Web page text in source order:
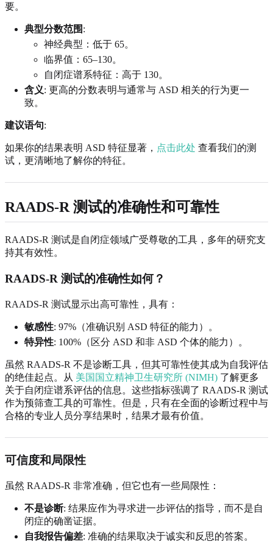
要。
典型分数范围 :
神经典型：低于 65。
临界值：65–130。
自闭症谱系特征：高于 130。
含义: 更高的分数表明与通常与 ASD 相关的行为更一
致。
建议语句:
如果你的结果表明 ASD 特征显著， 点击此处 查看我们的测
试，更清晰地了解你的特征。
RAADS-R 测试的准确性和可靠性
RAADS-R 测试是自闭症领域广受尊敬的工具，多年的研究支
持其有效性。
RAADS-R 测试的准确性如何？
RAADS-R 测试显示出高可靠性，具有：
敏感性: 97%（准确识别 ASD 特征的能力）。
特异性: 100%（区分 ASD 和非 ASD 个体的能力）。
虽然 RAADS-R 不是诊断工具，但其可靠性使其成为自我评估
的绝佳起点。从 美国国立精神卫生研究所 (NIMH) 了解更多
关于自闭症谱系评估的信息。这些指标强调了 RAADS-R 测试
作为预筛查工具的可靠性。但是，只有在全面的诊断过程中与
合格的专业人员分享结果时，结果才最有价值。
可信度和局限性
虽然 RAADS-R 非常准确，但它也有一些局限性：
不是诊断: 结果应作为寻求进一步评估的指导，而不是自
闭症的确凿证据。
自我报告偏差: 准确的结果取决于诚实和反思的答案。